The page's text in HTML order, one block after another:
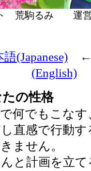
ト 荒駒るみ 運
語(Japanese)
(English)
たの性格
何でもこなす
直感で行動す
ません。
と計画を立て